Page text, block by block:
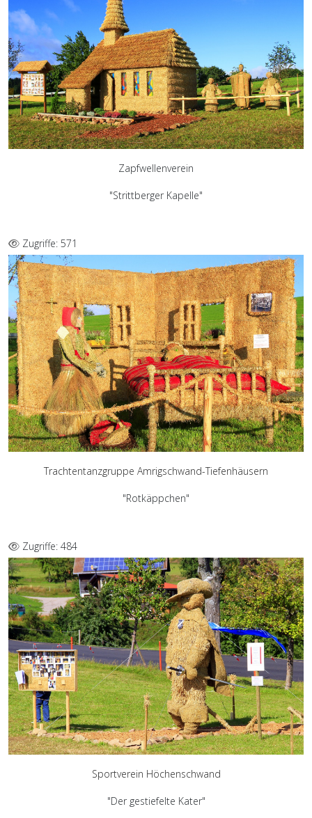
Zapfwellenverein
"Strittberger Kapelle"
Zugriffe: 571
Trachtentanzgruppe Amrigschwand-Tiefenhäusern
"Rotkäppchen"
Zugriffe: 484
Sportverein Höchenschwand
"Der gestiefelte Kater"